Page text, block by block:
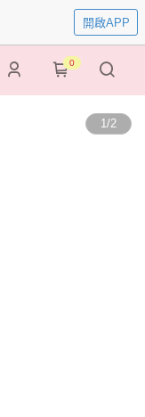
開啟APP
0
1/2